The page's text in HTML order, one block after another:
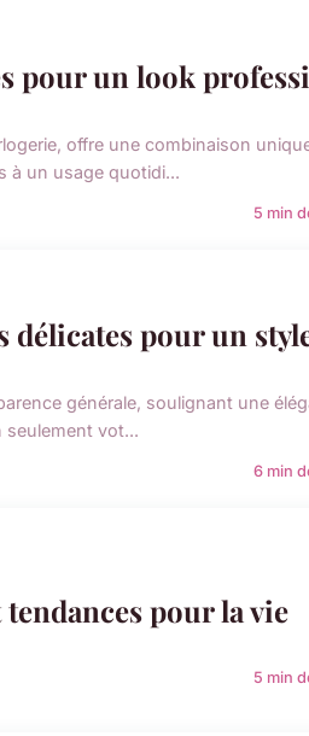
pour un look
offre une combinaison
à un usage quotidi...
5 min
délicates pour un
générale, soulignant une
seulement vot...
6 min
pour la vie
5 min